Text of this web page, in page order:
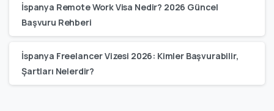
İspanya Remote Work Visa Nedir? 2026 Güncel
Başvuru Rehberi
İspanya Freelancer Vizesi 2026: Kimler Başvurabilir,
Şartları Nelerdir?